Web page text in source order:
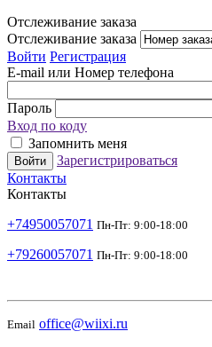
Отслеживание заказа
Отслеживание заказа
Войти Регистрация
E-mail или Номер телефона
Пароль
Вход по коду
Запомнить меня
Войти
Зарегистрироваться
Контакты
Контакты
+74950057071 Пн-Пт: 9:00-18:00
+79260057071 Пн-Пт: 9:00-18:00
Email office@wiixi.ru